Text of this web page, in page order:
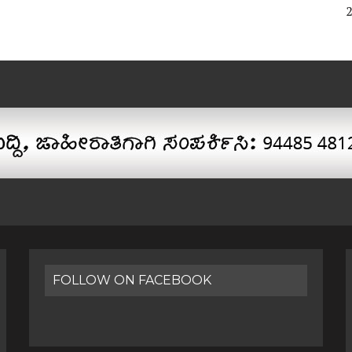
FOLLOW ON FACEBOOK